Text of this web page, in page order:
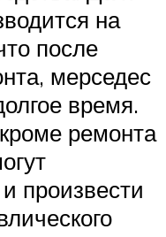
на
после
мерседес
время.
ремонта
произвести